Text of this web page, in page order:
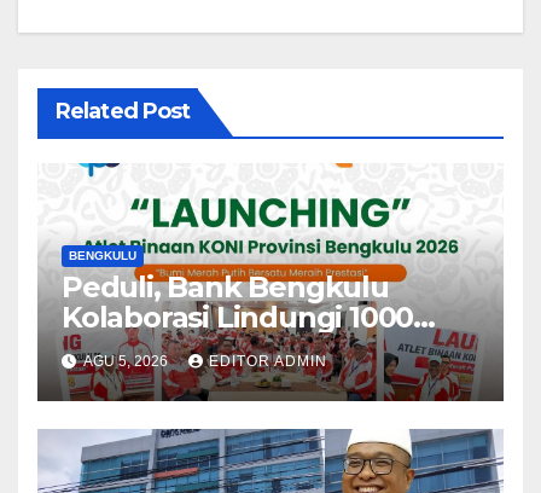
Related Post
BENGKULU
Peduli, Bank Bengkulu
Kolaborasi Lindungi 1000
Atlet
AGU 5, 2026 EDITOR ADMIN